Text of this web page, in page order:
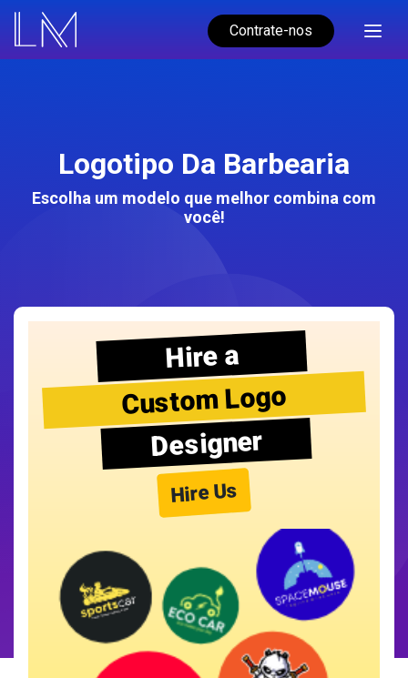
Contrate-nos
Logotipo Da Barbearia
Escolha um modelo que melhor combina com
você!
Hire a
Custom Logo
Designer
Hire Us